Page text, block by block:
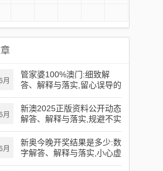
月
管家婆100%澳门:细致解
答、解释与落实​,留心误导的
假广告梦
月
新澳2025正版资料公开动态
解答、解释与落实,规避不实
吹嘘迷雾
月
新奥今晚开奖结果是多少:数
字解答、解释与落实​,小心虚
假鼓吹